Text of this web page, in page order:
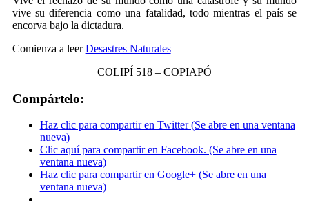
vive su diferencia como una fatalidad, todo mientras el país se
encorva bajo la dictadura.
Comienza a leerDesastres Naturales
COLIPÍ 518 – COPIAPÓ
Compártelo:
Haz clic para compartir en Twitter (Se abre en una ventana
nueva)
Clic aquí para compartir en Facebook. (Se abre en una
ventana nueva)
Haz clic para compartir en Google+ (Se abre en una
ventana nueva)